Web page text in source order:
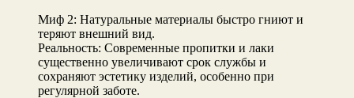
Миф 2: Натуральные материалы быстро гниют и
теряют внешний вид.
Реальность: Современные пропитки и лаки
существенно увеличивают срок службы и
сохраняют эстетику изделий, особенно при
регулярной заботе.